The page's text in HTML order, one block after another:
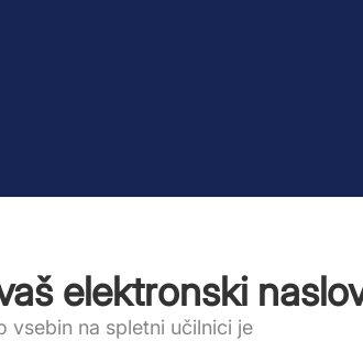
elektronski
vsebin na spletni učilnici je